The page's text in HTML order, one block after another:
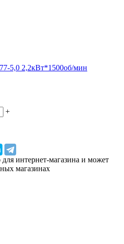
+
интернет-магазина и может
магазинах